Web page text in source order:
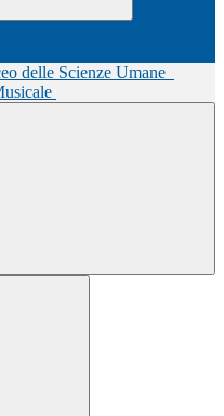
delle Scienze Umane